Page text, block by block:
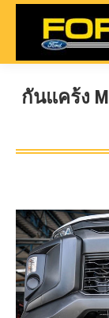
กันแคร้ง